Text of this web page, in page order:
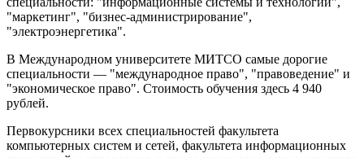
"маркетинг", "бизнес-администрирование",
"электроэнергетика".
В Международном университете МИТСО самые дорогие
специальности — "международное право", "правоведение" и
"экономическое право". Стоимость обучения здесь 4 940
рублей.
Первокурсники всех специальностей факультета
компьютерных систем и сетей, факультета информационных